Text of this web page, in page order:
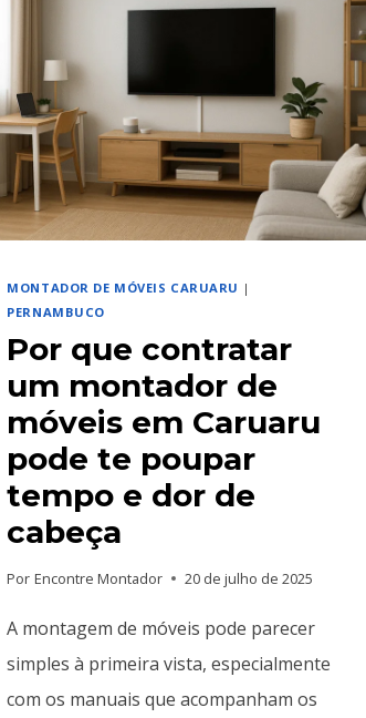
MONTADOR DE MÓVEIS CARUARU |
PERNAMBUCO
Por que contratar
um montador de
móveis em Caruaru
pode te poupar
tempo e dor de
cabeça
Por Encontre Montador 20 de julho de 2025
A montagem de móveis pode parecer
simples à primeira vista, especialmente
com os manuais que acompanham os